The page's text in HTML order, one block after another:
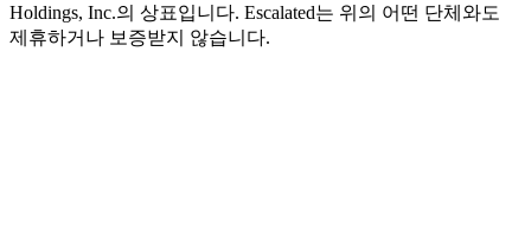
Holdings, Inc.의 상표입니다. Escalated는 위의 어떤 단체와도
제휴하거나 보증받지 않습니다.